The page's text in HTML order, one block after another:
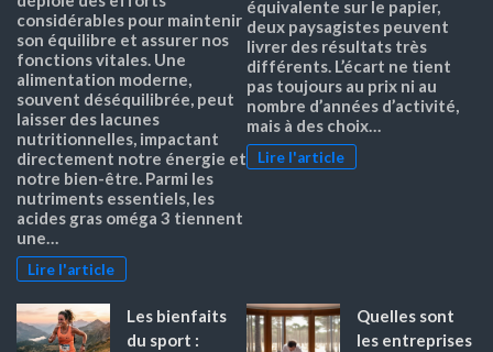
considérables pour maintenir
son équilibre et assurer nos
fonctions vitales. Une
alimentation moderne,
souvent déséquilibrée, peut
laisser des lacunes
nutritionnelles, impactant
directement notre énergie et
notre bien-être. Parmi les
nutriments essentiels, les
acides gras oméga 3 tiennent
une…
Lire l'article
équivalente sur le papier,
deux paysagistes peuvent
livrer des résultats très
différents. L’écart ne tient
pas toujours au prix ni au
nombre d’années d’activité,
mais à des choix…
Lire l'article
Les bienfaits
du sport :
Quelles sont
les entreprises